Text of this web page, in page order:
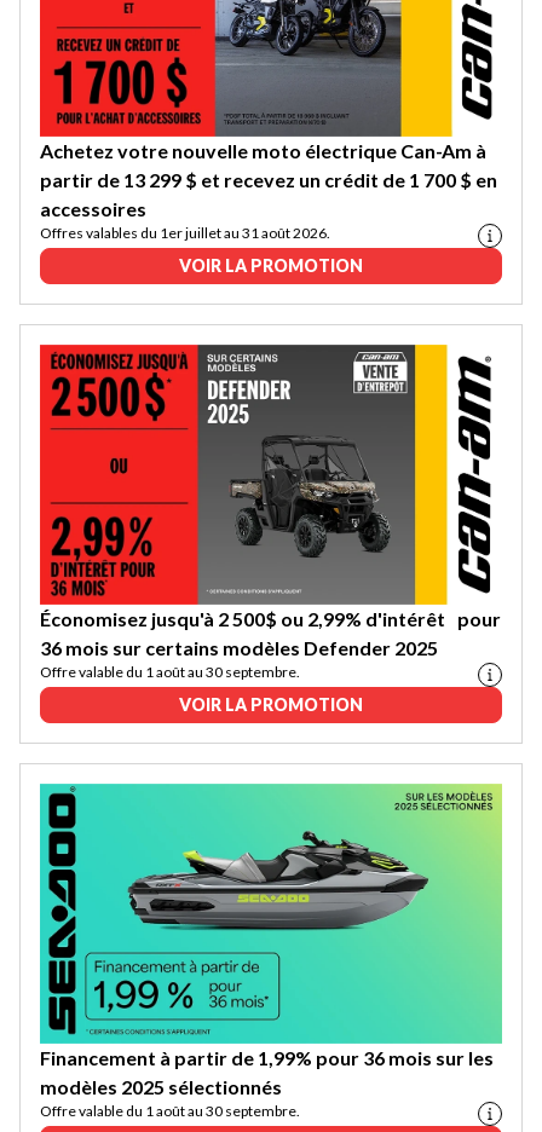
Achetez votre nouvelle moto électrique Can-Am à
partir de 13 299 $ et recevez un crédit de 1 700 $ en
accessoires
Offres valables du 1er juillet au 31 août 2026.
VOIR LA PROMOTION
Économisez jusqu'à 2 500$ ou 2,99% d'intérêt pour
36 mois sur certains modèles Defender 2025
Offre valable du 1 août au 30 septembre.
VOIR LA PROMOTION
Financement à partir de 1,99% pour 36 mois sur les
modèles 2025 sélectionnés
Offre valable du 1 août au 30 septembre.